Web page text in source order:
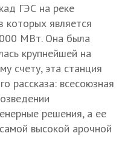
ГЭС на реке
которых является
МВт. Она была
крупнейшей на
счету, эта станция
рассказа: всесоюзная
решения, а ее
высокой арочной